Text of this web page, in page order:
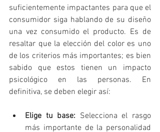
suficientemente impactantes para que el
consumidor siga hablando de su diseño
una vez consumido el producto. Es de
resaltar que la elección del color es uno
de los criterios más importantes; es bien
sabido que estos tienen un impacto
psicológico en las personas. En
definitiva, se deben elegir así:
Elige tu base: Selecciona el rasgo
más importante de la personalidad